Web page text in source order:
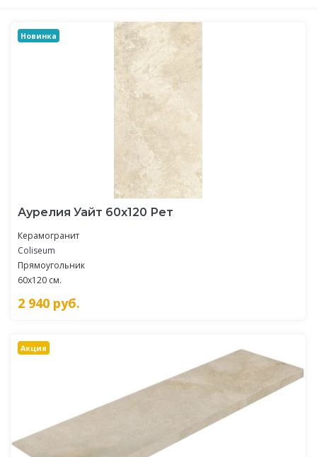
Новинка
Аурелия Уайт 60x120 Рет
Керамогранит
Coliseum
Прямоугольник
60x120 см.
2 940 руб.
Акция